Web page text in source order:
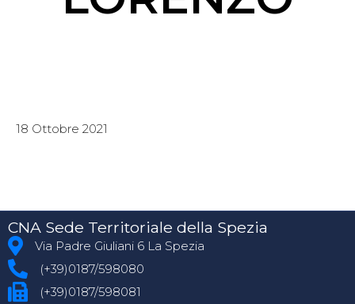
18 Ottobre 2021
CNA Sede Territoriale della Spezia
Via Padre Giuliani 6 La Spezia
(+39)0187/598080
(+39)0187/598081